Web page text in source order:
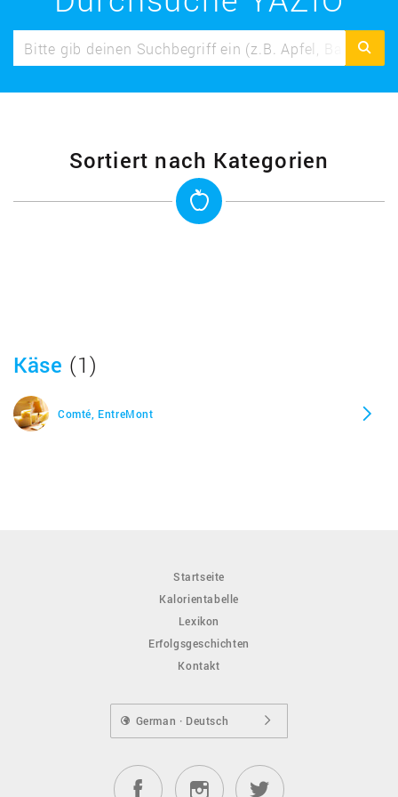
Sortiert nach Kategorien
Käse (1)
Comté, EntreMont
Startseite
Kalorientabelle
Lexikon
Erfolgsgeschichten
Kontakt
German · Deutsch